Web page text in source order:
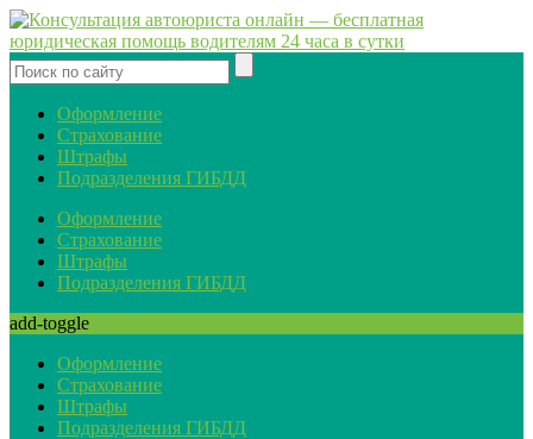
Оформление
Страхование
Штрафы
Подразделения ГИБДД
Оформление
Страхование
Штрафы
Подразделения ГИБДД
add-toggle
Оформление
Страхование
Штрафы
Подразделения ГИБДД